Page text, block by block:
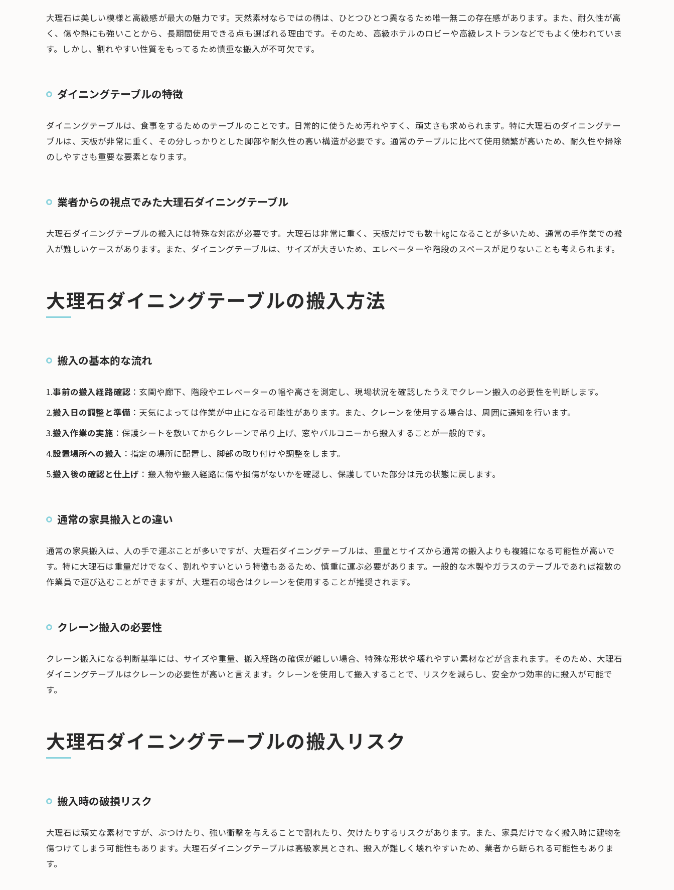
大理石は美しい模様と高級感が最大の魅力です。天然素材ならではの柄は、ひとつひとつ異なるため唯一無二の存在感があります。また、耐久性が高
く、傷や熱にも強いことから、長期間使用できる点も選ばれる理由です。そのため、高級ホテルのロビーや高級レストランなどでもよく使われていま
す。しかし、割れやすい性質をもってるため慎重な搬入が不可欠です。
ダイニングテーブルの特徴
ダイニングテーブルは、食事をするためのテーブルのことです。日常的に使うため汚れやすく、頑丈さも求められます。特に大理石のダイニングテー
ブルは、天板が非常に重く、その分しっかりとした脚部や耐久性の高い構造が必要です。通常のテーブルに比べて使用頻繁が高いため、耐久性や掃除
のしやすさも重要な要素となります。
業者からの視点でみた大理石ダイニングテーブル
大理石ダイニングテーブルの搬入には特殊な対応が必要です。大理石は非常に重く、天板だけでも数十㎏になることが多いため、通常の手作業での搬
入が難しいケースがあります。また、ダイニングテーブルは、サイズが大きいため、エレベーターや階段のスペースが足りないことも考えられます。
大理石ダイニングテーブルの搬入方法
搬入の基本的な流れ
1.事前の搬入経路確認 ：玄関や廊下、階段やエレベーターの幅や高さを測定し、現場状況を確認したうえでクレーン搬入の必要性を判断します。
2.搬入日の調整と準備 ：天気によっては作業が中止になる可能性があります。また、クレーンを使用する場合は、周囲に通知を行います。
3.搬入作業の実施 ：保護シートを敷いてからクレーンで吊り上げ、窓やバルコニーから搬入することが一般的です。
4.設置場所への搬入 ：指定の場所に配置し、脚部の取り付けや調整をします。
5.搬入後の確認と仕上げ ：搬入物や搬入経路に傷や損傷がないかを確認し、保護していた部分は元の状態に戻します。
通常の家具搬入との違い
通常の家具搬入は、人の手で運ぶことが多いですが、大理石ダイニングテーブルは、重量とサイズから通常の搬入よりも複雑になる可能性が高いで
す。特に大理石は重量だけでなく、割れやすいという特徴もあるため、慎重に運ぶ必要があります。一般的な木製やガラスのテーブルであれば複数の
作業員で運び込むことができますが、大理石の場合はクレーンを使用することが推奨されます。
クレーン搬入の必要性
クレーン搬入になる判断基準には、サイズや重量、搬入経路の確保が難しい場合、特殊な形状や壊れやすい素材などが含まれます。そのため、大理石
ダイニングテーブルはクレーンの必要性が高いと言えます。クレーンを使用して搬入することで、リスクを減らし、安全かつ効率的に搬入が可能で
す。
大理石ダイニングテーブルの搬入リスク
搬入時の破損リスク
大理石は頑丈な素材ですが、ぶつけたり、強い衝撃を与えることで割れたり、欠けたりするリスクがあります。また、家具だけでなく搬入時に建物を
傷つけてしまう可能性もあります。大理石ダイニングテーブルは高級家具とされ、搬入が難しく壊れやすいため、業者から断られる可能性もありま
す。